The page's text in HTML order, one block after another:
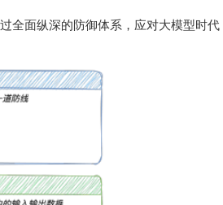
全面纵深的防御体系，应对大模型时代